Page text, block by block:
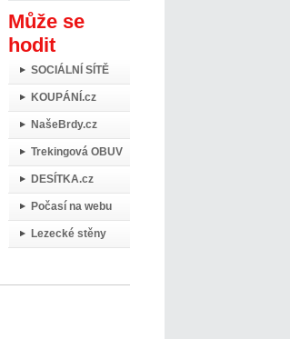
Může se
hodit
SOCIÁLNÍ SÍTĚ
KOUPÁNÍ.cz
NašeBrdy.cz
Trekingová OBUV
DESÍTKA.cz
Počasí na webu
Lezecké stěny